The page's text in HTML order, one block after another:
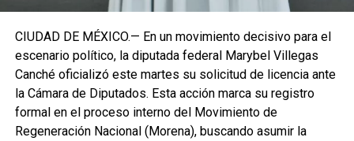
CIUDAD DE MÉXICO.— En un movimiento decisivo para el
escenario político, la diputada federal Marybel Villegas
Canché oficializó este martes su solicitud de licencia ante
la Cámara de Diputados. Esta acción marca su registro
formal en el proceso interno del Movimiento de
Regeneración Nacional (Morena), buscando asumir la